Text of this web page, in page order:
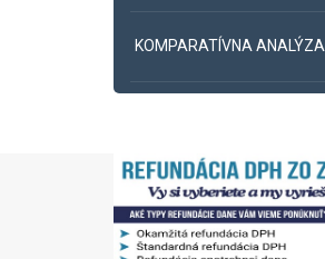
KOMPARATÍVNA ANALÝZA